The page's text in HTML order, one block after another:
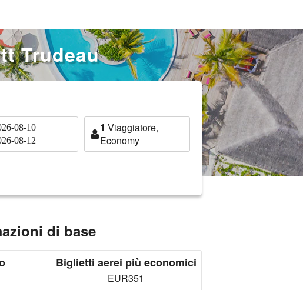
Trudeau
08-10
08-12
1 Viaggiatore,
Economy
di base
Biglietti aerei più economici
EUR351